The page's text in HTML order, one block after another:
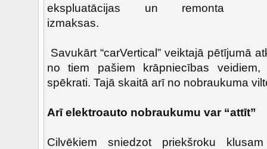
ekspluatācijas un remonta
izmaksas.
Savukārt “carVertical” veiktajā pētījumā
no tiem pašiem krāpniecības
spēkrati. Tajā skaitā arī no nobraukuma
Arī elektroauto nobraukumu var “attīt”
Cilvēkiem sniedzot priekšroku